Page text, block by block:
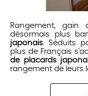
Rangement, gain
désormais plus
japonais. Séduits
plus de Français
de placards
rangement de leurs